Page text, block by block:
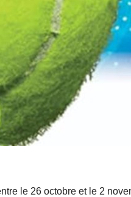
le 26 octobre et le 2